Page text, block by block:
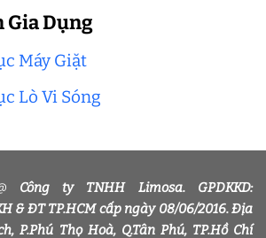
Gia Dụng
Máy Giặt
Lò Vi Sóng
Công ty TNHH Limosa. GPDKKD:
& ĐT TP.HCM cấp ngày 08/06/2016. Địa
P.Phú Thọ Hoà, Q.Tân Phú, TP.Hồ Chí